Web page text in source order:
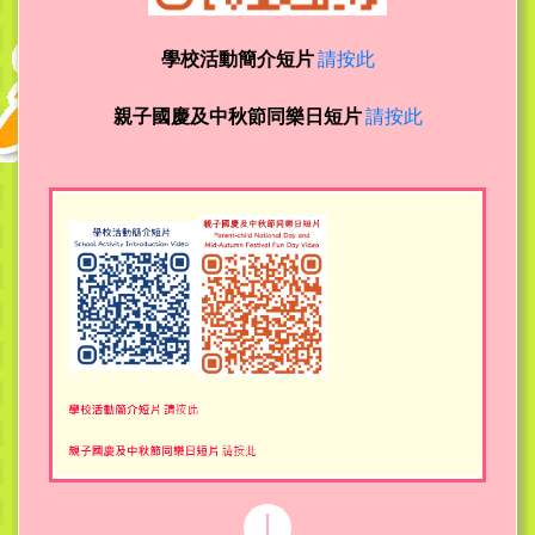
學校活動簡介短片請按此
親子國慶及中秋節同樂日短片請按此